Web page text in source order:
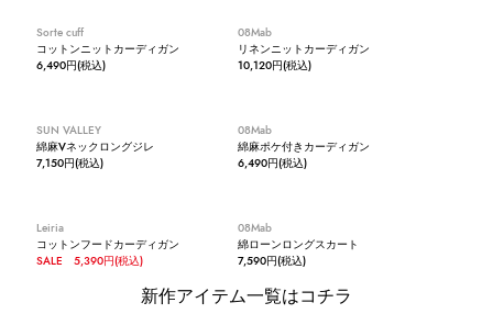
Sorte cuff
コットンニットカーディガン
6,490円(税込)
08Mab
リネンニットカーディガン
10,120円(税込)
SUN VALLEY
綿麻Vネックロングジレ
7,150円(税込)
08Mab
綿麻ポケ付きカーディガン
6,490円(税込)
Leiria
コットンフードカーディガン
SALE 5,390円(税込)
08Mab
綿ローンロングスカート
7,590円(税込)
新作アイテム一覧はコチラ